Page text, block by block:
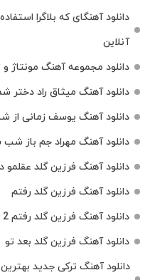
دانلود آهنگای که بلاگرا
آنلاین
دانلود مجموعه آهنگ مونتاژ
دانلود آهنگ میثاق راد دختر
دانلود آهنگ یوسف زمانی از
دانلود آهنگ مهراد جم باز
دانلود آهنگ فرزین گلد عقلمو
دانلود آهنگ فرزین گلد رفتم
دانلود آهنگ فرزین گلد رفتم 2
دانلود آهنگ فرزین گلد بعد تو
دانلود آهنگ ترکی جدید